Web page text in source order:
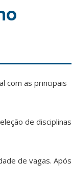
com as principais
de disciplinas
de vagas. Após